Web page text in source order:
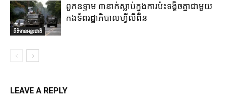
ព័ត៌មានអន្តរជាតិ
ពួកឧទ្ទាម ៣នាក់ស្លាប់ក្នុងការប៉ះទង្គិចគ្នាជាមួយ
កងទ័ពរដ្ឋាភិបាលហ្វីលីពីន
LEAVE A REPLY